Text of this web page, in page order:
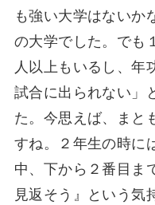
も強い大学はないか
の大学でした。でも
人以上もいるし、年
試合に出られない」
た。今思えば、まと
すね。２年生の時に
中、下から２番目ま
見返そう』という気